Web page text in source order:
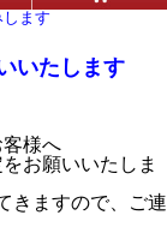
ます
いたします
様へ
お願いいたしま
きますので、ご連